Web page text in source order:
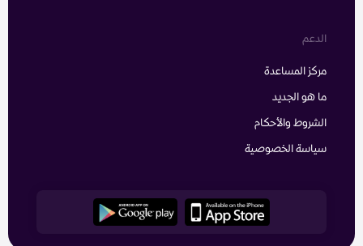
الدعم
مركز المساعدة
ما هو الجديد
الشروط والأحكام
سياسة الخصوصية